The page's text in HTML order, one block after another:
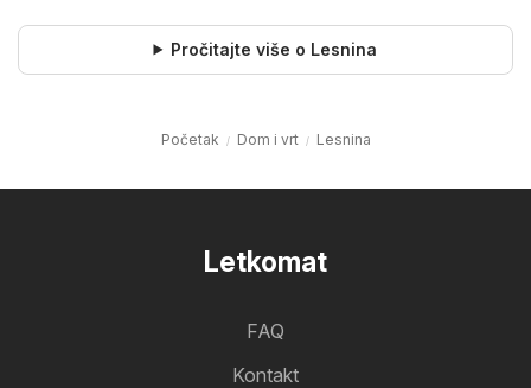
Pročitajte više o Lesnina
Početak Dom i vrt Lesnina
Letkomat
FAQ
Kontakt